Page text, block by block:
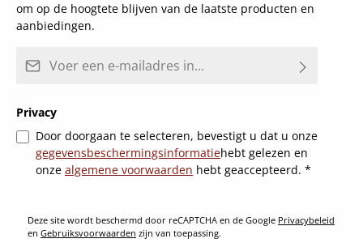
om op de hoogtete blijven van de laatste producten en
aanbiedingen.
Privacy
Door doorgaan te selecteren, bevestigt u dat u onze
gegevensbeschermingsinformatiehebt gelezen en
onze algemene voorwaarden hebt geaccepteerd. *
Deze site wordt beschermd door reCAPTCHA en de Google Privacybeleid
en Gebruiksvoorwaarden zijn van toepassing.